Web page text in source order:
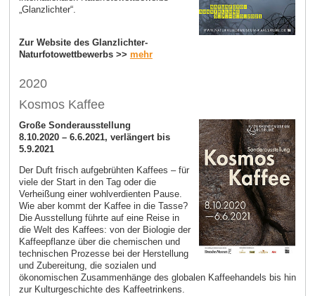
„Glanzlichter“.
Zur Website des Glanzlichter-
Naturfotowettbewerbs >> mehr
2020
Kosmos Kaffee
Große Sonderausstellung
8.10.2020 – 6.6.2021, verlängert bis
5.9.2021
Der Duft frisch aufgebrühten Kaffees – für
viele der Start in den Tag oder die
Verheißung einer wohlverdienten Pause.
Wie aber kommt der Kaffee in die Tasse?
Die Ausstellung führte auf eine Reise in
die Welt des Kaffees: von der Biologie der
Kaffeepflanze über die chemischen und
technischen Prozesse bei der Herstellung
und Zubereitung, die sozialen und
ökonomischen Zusammenhänge des globalen Kaffeehandels bis hin
zur Kulturgeschichte des Kaffeetrinkens.